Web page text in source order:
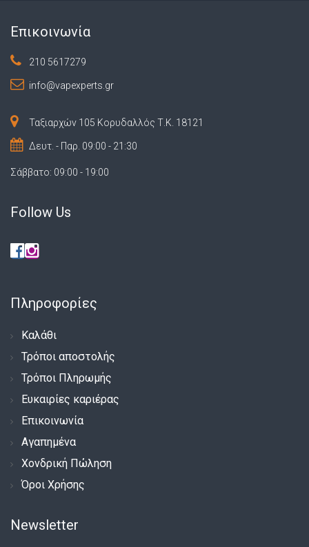
Επικοινωνία
210 5617279
info@vapexperts.gr
Ταξιαρχών 105 Κορυδαλλός Τ.Κ. 18121
Δευτ. - Παρ. 09:00 - 21:30
Σάββατο: 09:00 - 19:00
Follow Us
Πληροφορίες
Καλάθι
Τρόποι αποστολής
Τρόποι Πληρωμής
Ευκαιρίες καριέρας
Επικοινωνία
Αγαπημένα
Χονδρική Πώληση
Όροι Χρήσης
Newsletter